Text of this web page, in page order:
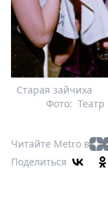
Старая зайчиха
Фото:
Читайте Metro в
Поделиться